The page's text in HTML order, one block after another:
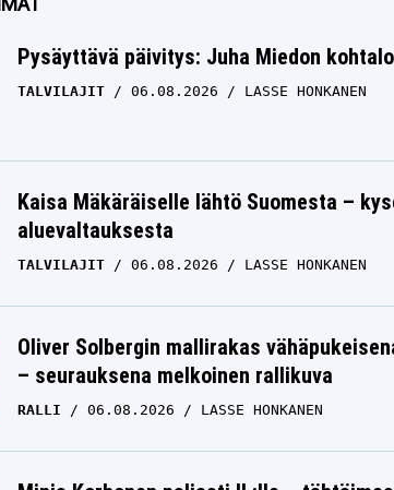
Pysäyttävä päivitys: Juha Miedon
TALVILAJIT 06.08.2026 LASSE HONKANEN
Kaisa Mäkäräiselle lähtö Suomesta –
aluevaltauksesta
TALVILAJIT 06.08.2026 LASSE HONKANEN
Oliver Solbergin mallirakas
– seurauksena melkoinen rallikuva
RALLI 06.08.2026 LASSE HONKANEN